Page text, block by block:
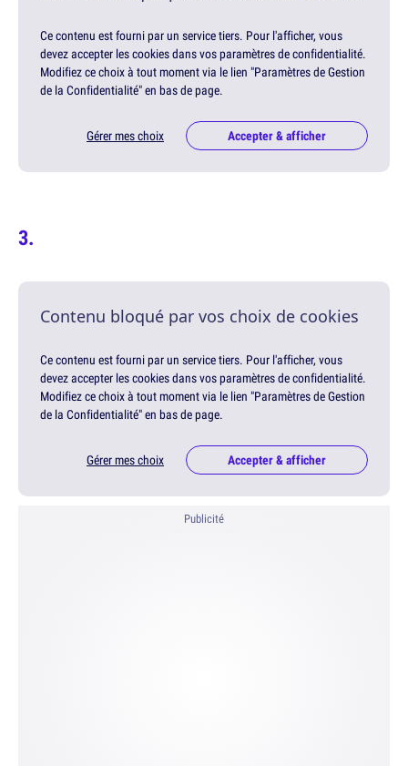
Ce contenu est fourni par un service tiers. Pour l'afficher, vous
devez accepter les cookies dans vos paramètres de confidentialité.
Modifiez ce choix à tout moment via le lien "Paramètres de Gestion
de la Confidentialité" en bas de page.
Gérer mes choix Accepter & afficher
Contenu bloqué par vos choix de cookies
Ce contenu est fourni par un service tiers. Pour l'afficher, vous
devez accepter les cookies dans vos paramètres de confidentialité.
Modifiez ce choix à tout moment via le lien "Paramètres de Gestion
de la Confidentialité" en bas de page.
Gérer mes choix Accepter & afficher
Publicité